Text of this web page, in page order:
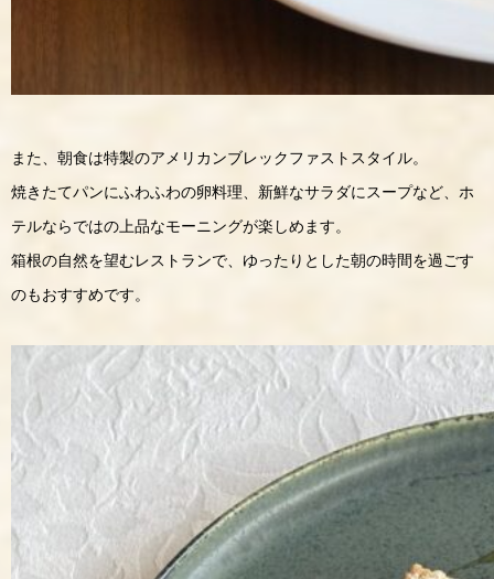
また、朝食は特製のアメリカンブレックファストスタイル。
焼きたてパンにふわふわの卵料理、新鮮なサラダにスープなど、ホ
テルならではの上品なモーニングが楽しめます。
箱根の自然を望むレストランで、ゆったりとした朝の時間を過ごす
のもおすすめです。